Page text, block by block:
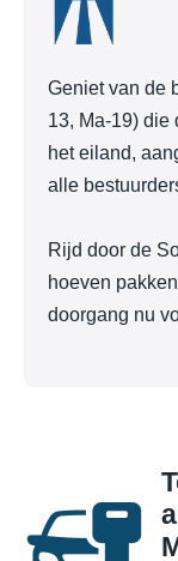
Geniet van de
13, Ma-19) die
het eiland,
alle
Rijd door de
hoeven
doorgang nu